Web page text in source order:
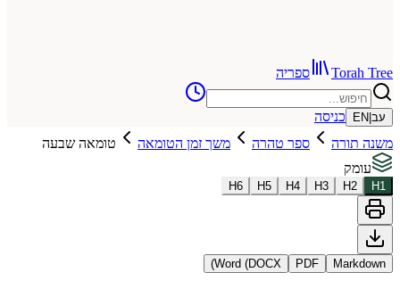
ספריה
כניסה
ספר טהרה משך זמן הטומאה
טומאה שבעה
H3
H4
H5
H6
PDF
Word (DOCX)